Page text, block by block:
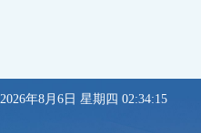
2026年8月6日 星期四 02:34:15